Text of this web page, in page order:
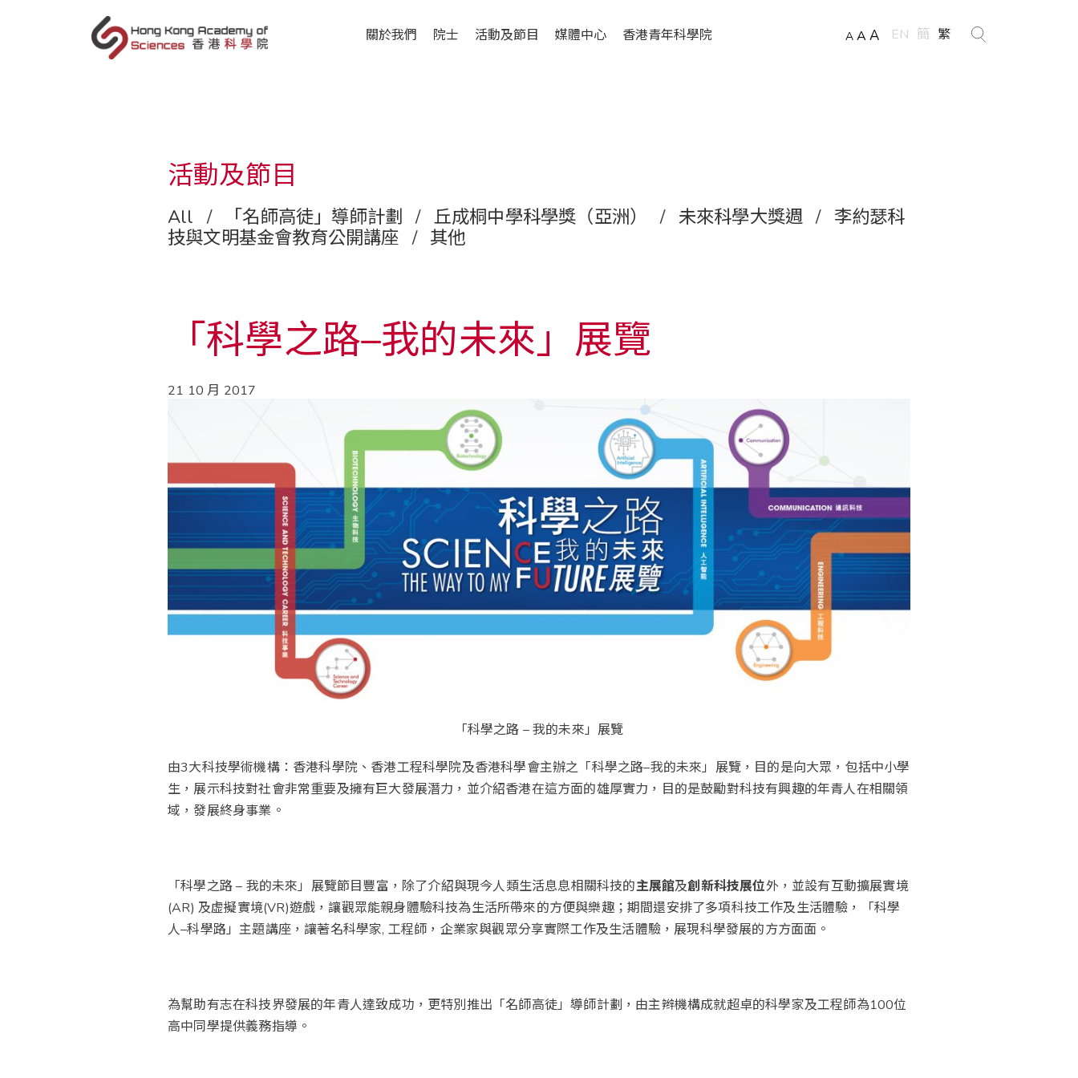
關於我們
院士 活動及節目 媒體中心 香港青年科學院 EN 簡 繁
A A A
活動及節目
All / 「名師高徒」導師計劃 / 丘成桐中學科學獎（亞洲） / 未來科學大獎週 / 李約瑟科
技與文明基金會教育公開講座 / 其他
「科學之路–我的未來」展覽
21 10 月 2017
「科學之路 – 我的未來」展覽
由3大科技學術機構：香港科學院、香港工程科學院及香港科學會主辦之「科學之路–我的未來」展覽，目的是向大眾，包括中小學
生，展示科技對社會非常重要及擁有巨大發展潛力，並介紹香港在這方面的雄厚實力，目的是鼓勵對科技有興趣的年青人在相關領
域，發展終身事業。
「科學之路 – 我的未來」展覽節目豐富，除了介紹與現今人類生活息息相關科技的主展館及創新科技展位外，並設有互動擴展實境
(AR) 及虚擬實境(VR)遊戲，讓觀眾能親身體驗科技為生活所帶來的方便與樂趣；期間還安排了多項科技工作及生活體驗，「科學
人–科學路」主題講座，讓著名科學家, 工程師，企業家與觀眾分享實際工作及生活體驗，展現科學發展的方方面面。
為幫助有志在科技界發展的年青人達致成功，更特別推出「名師高徒」導師計劃，由主辫機構成就超卓的科學家及工程師為100位
高中同學提供義務指導。